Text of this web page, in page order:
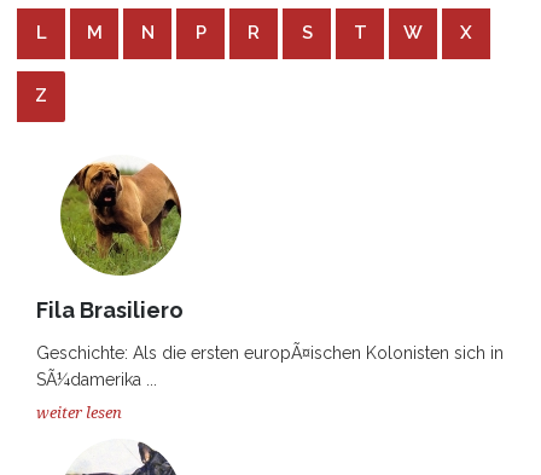
L M N P R S T W X
Z
Fila Brasiliero
Geschichte: Als die ersten europÃ¤ischen Kolonisten sich in
SÃ¼damerika ...
weiter lesen